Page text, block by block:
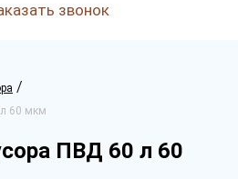
звонок
/
60 мкм
ПВД 60 л 60